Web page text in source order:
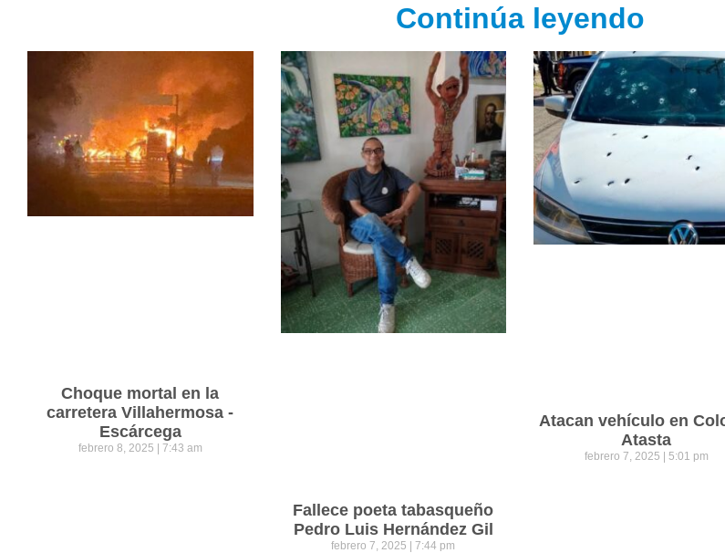
Continúa leyendo
Choque mortal en la
carretera Villahermosa -
Escárcega
febrero 8, 2025 7:43 am
Fallece poeta tabasqueño
Pedro Luis Hernández Gil
febrero 7, 2025 7:44 pm
Atacan vehículo en
Atasta
febrero 7, 2025 5:01 pm